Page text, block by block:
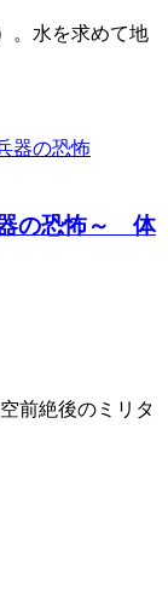
。水を求めて地
の恐怖～ 体
前絶後のミリタ